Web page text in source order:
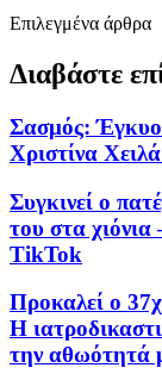
Επιλεγμένα άρθρα
Διαβάστε
Σασμός:
Χριστίνα
Συγκινεί ο
του στα χιόνια
TikTok
Προκαλεί ο
Η
την αθωότητά